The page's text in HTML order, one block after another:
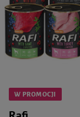
W PROMOCJI